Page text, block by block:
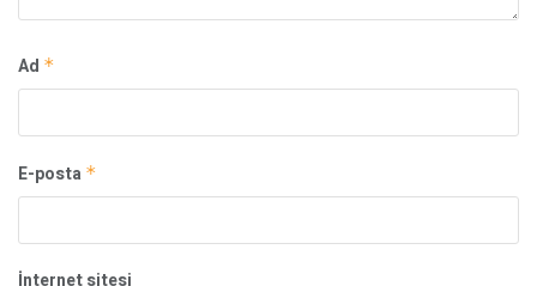
Ad *
E-posta *
İnternet sitesi